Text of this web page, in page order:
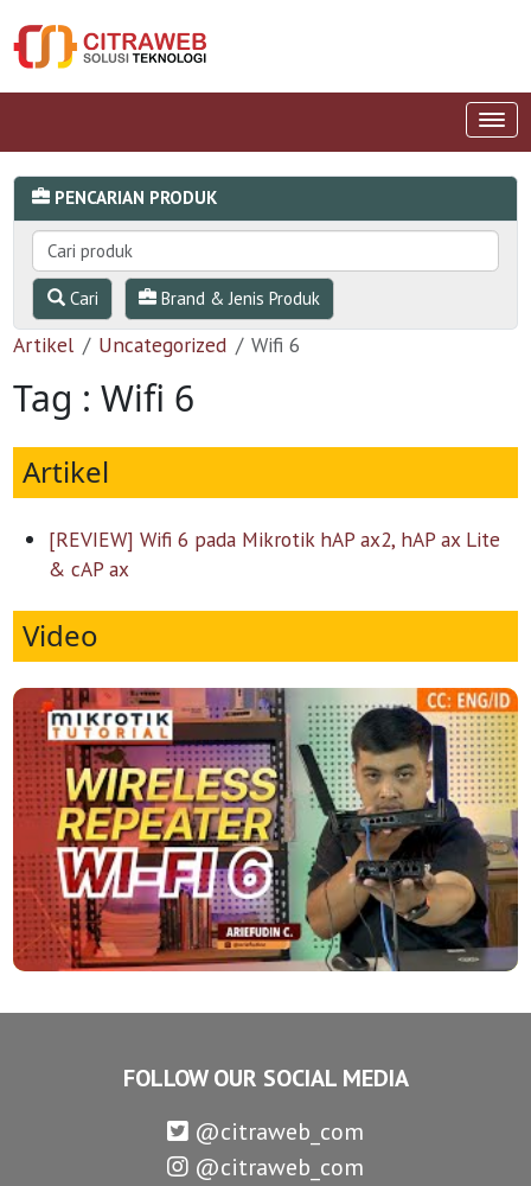
PENCARIAN PRODUK
Cari Brand & Jenis Produk
Artikel Uncategorized Wifi 6
Tag : Wifi 6
Artikel
[REVIEW] Wifi 6 pada Mikrotik hAP ax2, hAP ax Lite
& cAP ax
Video
FOLLOW OUR SOCIAL MEDIA
@citraweb_com
@citraweb_com